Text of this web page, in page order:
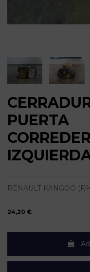
PUERTA
RENAULT KANGOO (F/
24,20 €